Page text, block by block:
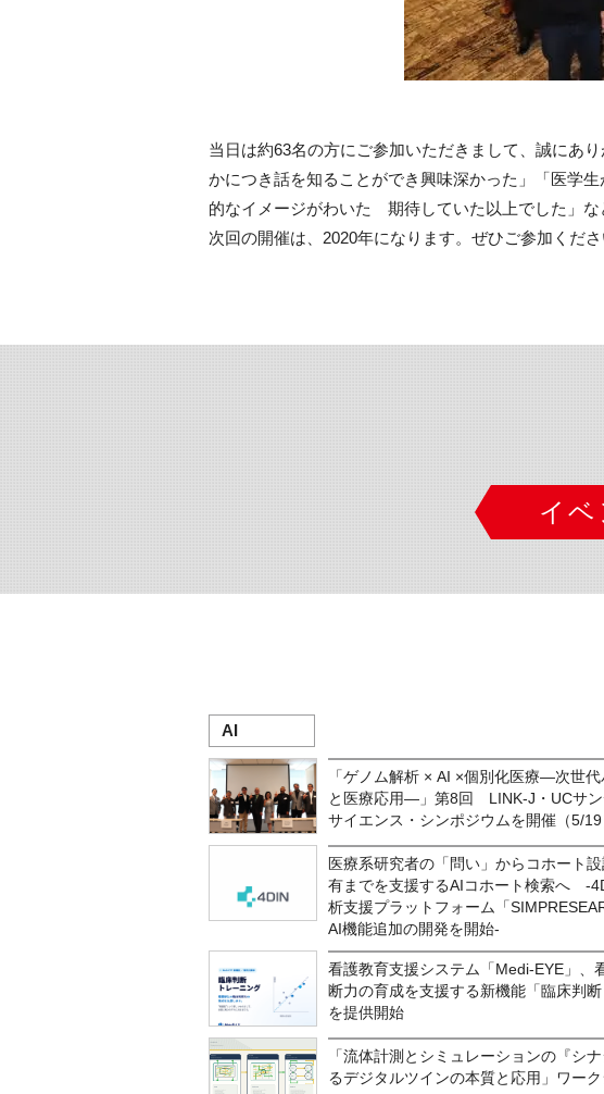
当日は約63名の方にご参加いただきまして、誠にあ
かにつき話を知ることができ興味深かった」「医学
的なイメージがわいた 期待していた以上でした」な
次回の開催は、2020年になります。ぜひご参加くださ
イ
AI
「ゲノム解析 × AI ×個別化医療―次世
と医療応用―」第8回 LINK-J・UCサン
サイエンス・シンポジウムを開催（5/19
医療系研究者の「問い」からコホート
有までを支援するAIコホート検索へ -
析支援プラットフォーム「
AI機能追加の開発を開始-
看護教育支援システム「Medi-EYE」、
断力の育成を支援する新機能「臨床判断
を提供開始
「流体計測とシミュレーションの『シ
るデジタルツインの本質と応用」ワー